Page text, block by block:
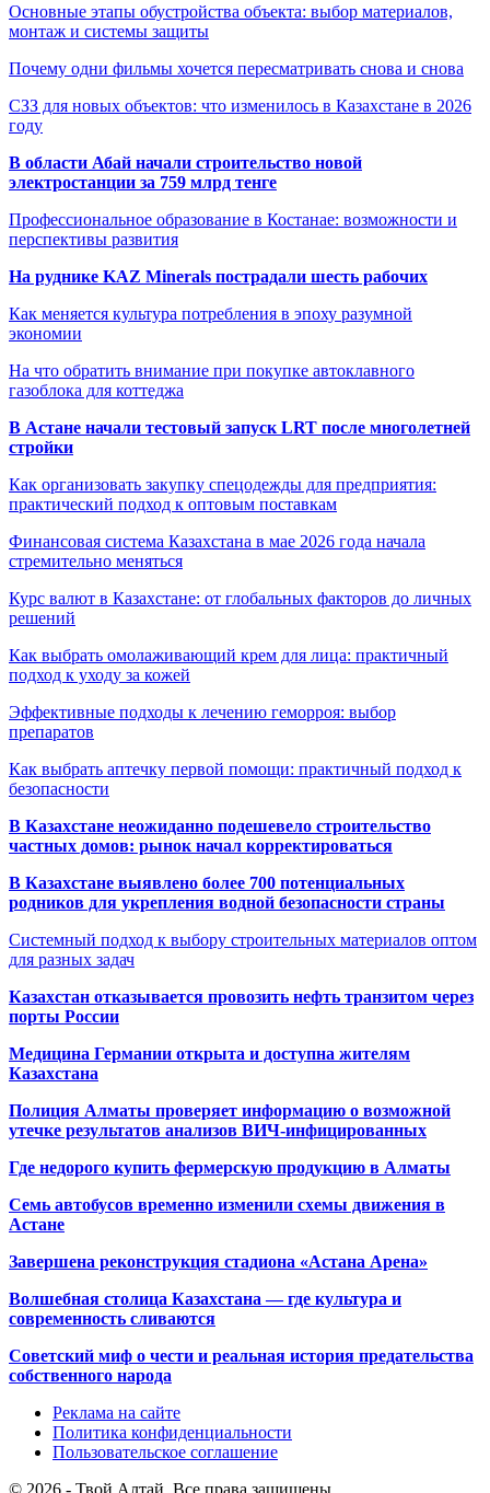
Основные этапы обустройства объекта: выбор материалов,
монтаж и системы защиты
Почему одни фильмы хочется пересматривать снова и снова
СЗЗ для новых объектов: что изменилось в Казахстане в 2026
году
В области Абай начали строительство новой
электростанции за 759 млрд тенге
Профессиональное образование в Костанае: возможности и
перспективы развития
На руднике KAZ Minerals пострадали шесть рабочих
Как меняется культура потребления в эпоху разумной
экономии
На что обратить внимание при покупке автоклавного
газоблока для коттеджа
В Астане начали тестовый запуск LRT после многолетней
стройки
Как организовать закупку спецодежды для предприятия:
практический подход к оптовым поставкам
Финансовая система Казахстана в мае 2026 года начала
стремительно меняться
Курс валют в Казахстане: от глобальных факторов до личных
решений
Как выбрать омолаживающий крем для лица: практичный
подход к уходу за кожей
Эффективные подходы к лечению геморроя: выбор
препаратов
Как выбрать аптечку первой помощи: практичный подход к
безопасности
В Казахстане неожиданно подешевело строительство
частных домов: рынок начал корректироваться
В Казахстане выявлено более 700 потенциальных
родников для укрепления водной безопасности страны
Системный подход к выбору строительных материалов оптом
для разных задач
Казахстан отказывается провозить нефть транзитом через
порты России
Медицина Германии открыта и доступна жителям
Казахстана
Полиция Алматы проверяет информацию о возможной
утечке результатов анализов ВИЧ-инфицированных
Где недорого купить фермерскую продукцию в Алматы
Семь автобусов временно изменили схемы движения в
Астане
Завершена реконструкция стадиона «Астана Арена»
Волшебная столица Казахстана — где культура и
современность сливаются
Советский миф о чести и реальная история предательства
собственного народа
Реклама на сайте
Политика конфиденциальности
Пользовательское соглашение
© 2026 - Твой Алтай. Все права защищены.